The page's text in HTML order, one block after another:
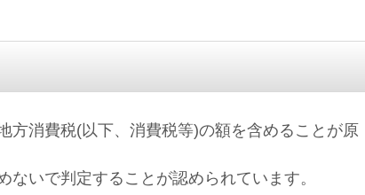
消費税(以下、消費税等)の額を含めることが原
いで判定することが認められています。